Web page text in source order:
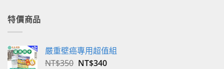
特價商品
嚴重壁癌專用超值組
NT$350 原
NT$340目